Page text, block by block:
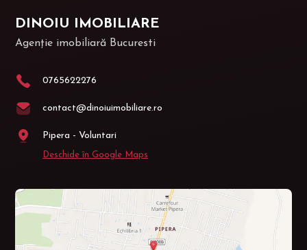
DINOIU IMOBILIARE
Agenție imobiliară Bucuresti
0765622276
contact@dinoiuimobiliare.ro
Pipera - Voluntari
Deschide în Google Maps